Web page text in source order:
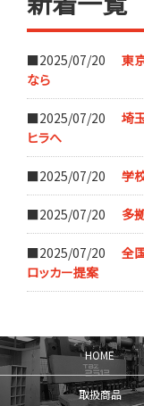
■2025/07/20
東
なら
■2025/07/20
埼
ヒラへ
■2025/07/20 学
■2025/07/20 多
■2025/07/20
全
ロッカー提案
HOME
取扱商品